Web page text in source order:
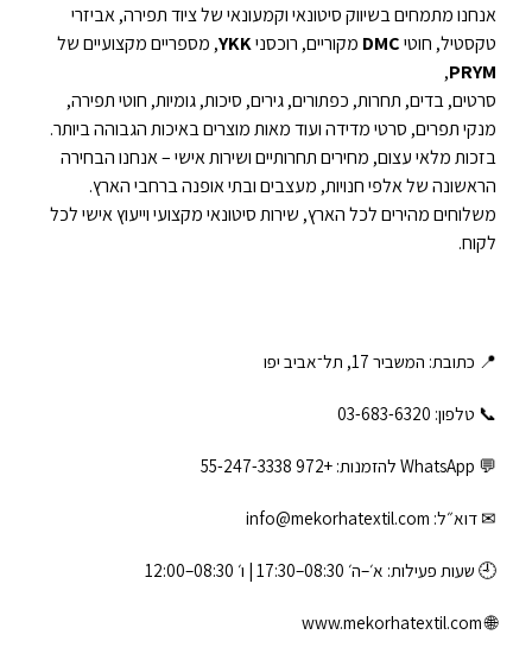
אנחנו מתמחים בשיווק סיטונאי וקמעונאי של ציוד תפירה, אביזרי
טקסטיל, חוטיDMC מקוריים, רוכסניYKK, מספריים מקצועיים של
PRYM
,
סרטים, בדים, תחרות, כפתורים, גירים, סיכות, גומיות, חוטי תפירה,
מנקי תפרים, סרטי מדידה ועוד מאות מוצרים באיכות הגבוהה ביותר.
בזכות מלאי עצום, מחירים תחרותיים ושירות אישי – אנחנו הבחירה
הראשונה של אלפי חנויות, מעצבים ובתי אופנה ברחבי הארץ.
משלוחים מהירים לכל הארץ, שירות סיטונאי מקצועי וייעוץ אישי לכל
לקוח.
📍 כתובת: המשביר 17, תל־אביב יפו
📞 טלפון: ‎03-683-6320
💬 WhatsApp להזמנות: +972 55-247-3338
✉ דוא״ל: info@mekorhatextil.com
🕘 שעות פעילות: א׳–ה׳ 08:30–17:30 | ו׳ 08:30–12:00
🌐
www.mekorhatextil.com